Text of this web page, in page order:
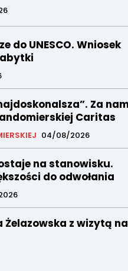
do UNESCO. Wniosek
Za
Caritas
04/08/2026
na stanowisku.
do odwołania
Żelazowska z wizytą na